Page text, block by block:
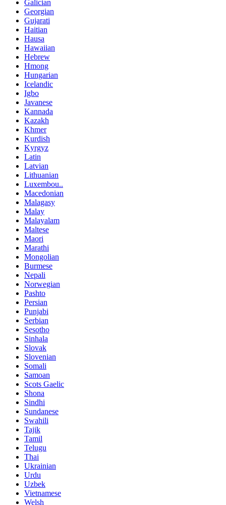
Galician
Georgian
Gujarati
Haitian
Hausa
Hawaiian
Hebrew
Hmong
Hungarian
Icelandic
Igbo
Javanese
Kannada
Kazakh
Khmer
Kurdish
Kyrgyz
Latin
Latvian
Lithuanian
Luxembou..
Macedonian
Malagasy
Malay
Malayalam
Maltese
Maori
Marathi
Mongolian
Burmese
Nepali
Norwegian
Pashto
Persian
Punjabi
Serbian
Sesotho
Sinhala
Slovak
Slovenian
Somali
Samoan
Scots Gaelic
Shona
Sindhi
Sundanese
Swahili
Tajik
Tamil
Telugu
Thai
Ukrainian
Urdu
Uzbek
Vietnamese
Welsh